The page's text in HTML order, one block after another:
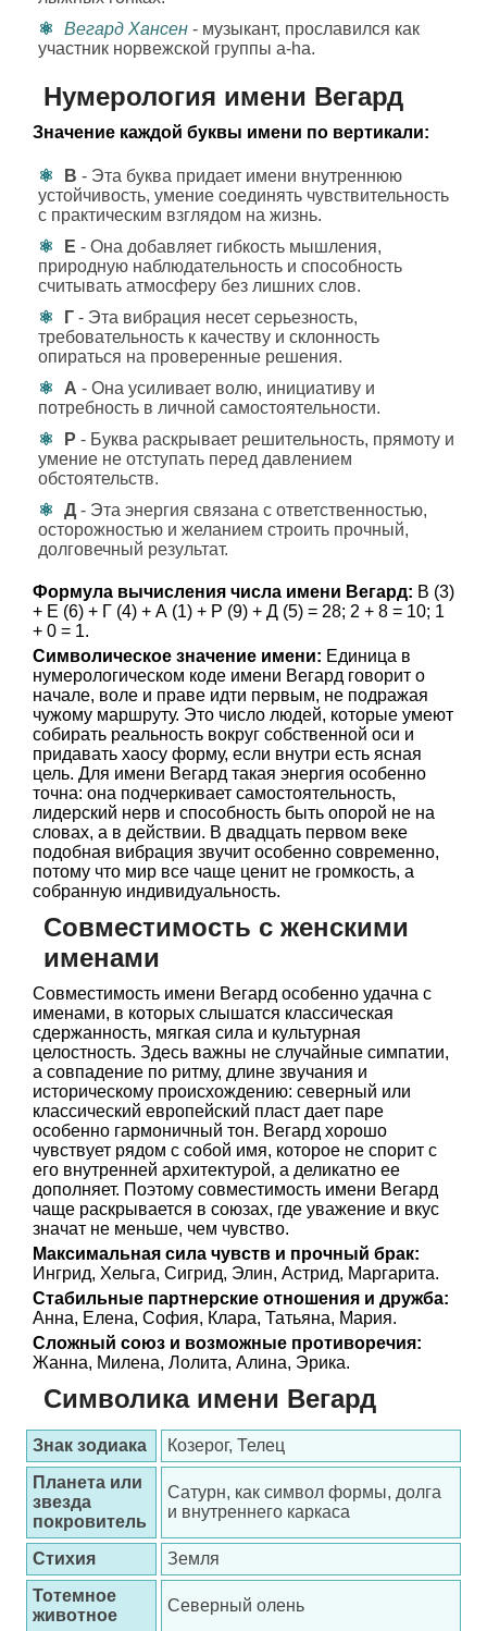
Вегард Хансен - музыкант, прославился как
участник норвежской группы a-ha.
Нумерология имени Вегард
Значение каждой буквы имени по вертикали:
В - Эта буква придает имени внутреннюю
устойчивость, умение соединять чувствительность
с практическим взглядом на жизнь.
Е - Она добавляет гибкость мышления,
природную наблюдательность и способность
считывать атмосферу без лишних слов.
Г - Эта вибрация несет серьезность,
требовательность к качеству и склонность
опираться на проверенные решения.
А - Она усиливает волю, инициативу и
потребность в личной самостоятельности.
Р - Буква раскрывает решительность, прямоту и
умение не отступать перед давлением
обстоятельств.
Д - Эта энергия связана с ответственностью,
осторожностью и желанием строить прочный,
долговечный результат.
Формула вычисления числа имени Вегард: В (3)
+ Е (6) + Г (4) + А (1) + Р (9) + Д (5) = 28; 2 + 8 = 10; 1
+ 0 = 1.
Символическое значение имени: Единица в
нумерологическом коде имени Вегард говорит о
начале, воле и праве идти первым, не подражая
чужому маршруту. Это число людей, которые умеют
собирать реальность вокруг собственной оси и
придавать хаосу форму, если внутри есть ясная
цель. Для имени Вегард такая энергия особенно
точна: она подчеркивает самостоятельность,
лидерский нерв и способность быть опорой не на
словах, а в действии. В двадцать первом веке
подобная вибрация звучит особенно современно,
потому что мир все чаще ценит не громкость, а
собранную индивидуальность.
Совместимость с женскими
именами
Совместимость имени Вегард особенно удачна с
именами, в которых слышатся классическая
сдержанность, мягкая сила и культурная
целостность. Здесь важны не случайные симпатии,
а совпадение по ритму, длине звучания и
историческому происхождению: северный или
классический европейский пласт дает паре
особенно гармоничный тон. Вегард хорошо
чувствует рядом с собой имя, которое не спорит с
его внутренней архитектурой, а деликатно ее
дополняет. Поэтому совместимость имени Вегард
чаще раскрывается в союзах, где уважение и вкус
значат не меньше, чем чувство.
Максимальная сила чувств и прочный брак:
Ингрид, Хельга, Сигрид, Элин, Астрид, Маргарита.
Стабильные партнерские отношения и дружба:
Анна, Елена, София, Клара, Татьяна, Мария.
Сложный союз и возможные противоречия:
Жанна, Милена, Лолита, Алина, Эрика.
Символика имени Вегард
Знак зодиака
Козерог, Телец
Планета или
звезда
покровитель
Сатурн, как символ формы, долга
и внутреннего каркаса
Стихия
Земля
Тотемное
животное
Северный олень